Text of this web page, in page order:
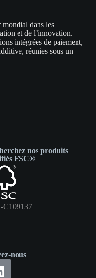
dans les
et de l’innovation.
intégrées de paiement,
réunies sous un
nos produits
FSC®
C109137
nous